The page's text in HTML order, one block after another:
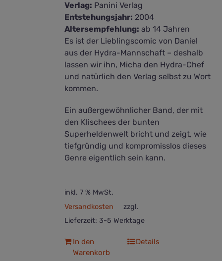
Verlag: Panini Verlag
Entstehungsjahr: 2004
Altersempfehlung: ab 14 Jahren
Es ist der Lieblingscomic von Daniel
aus der Hydra-Mannschaft – deshalb
lassen wir ihn, Micha den Hydra-Chef
und natürlich den Verlag selbst zu Wort
kommen.
Ein außergewöhnlicher Band, der mit
den Klischees der bunten
Superheldenwelt bricht und zeigt, wie
tiefgründig und kompromisslos dieses
Genre eigentlich sein kann.
inkl. 7 % MwSt.
zzgl.
Versandkosten
Lieferzeit: 3-5 Werktage
In den
Warenkorb
Details